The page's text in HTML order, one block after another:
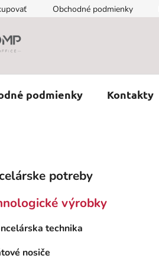
Obchodné podmienky
podmienky Kontakty
potreby
výrobky
technika
nosiče